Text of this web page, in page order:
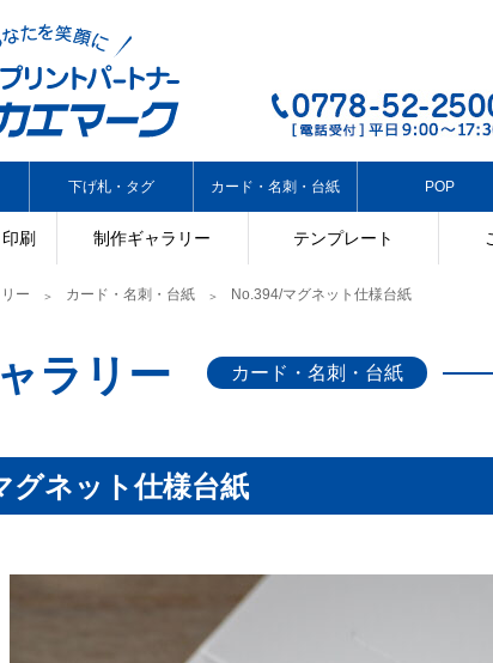
刷 制作ギャラリー テンプレート
下げ札・タグ カード・名刺・台紙 POP
ー カード・名刺・台紙 No.394/マグネット仕様台紙
ラリー カード・名刺・台紙
グネット仕様台紙